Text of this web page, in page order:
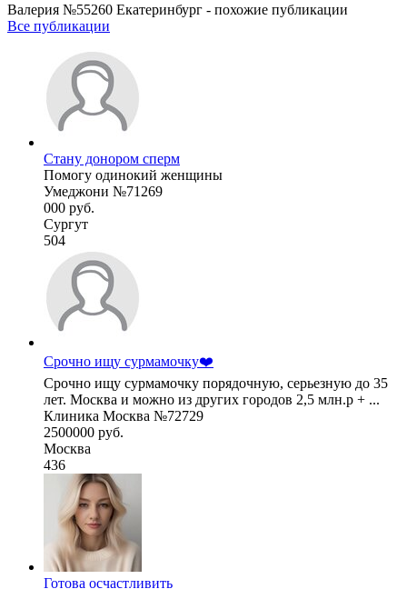
Валерия №55260 Екатеринбург - похожие публикации
Все публикации
Стану донором сперм
Помогу одинокий женщины
Умеджони №71269
000 руб.
Сургут
504
Срочно ищу сурмамочку❤️
Срочно ищу сурмамочку порядочную, серьезную до 35
лет. Москва и можно из других городов 2,5 млн.р + ...
Клиника Москва №72729
2500000 руб.
Москва
436
Готова осчастливить